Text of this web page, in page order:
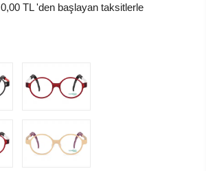
0,00 TL 'den başlayan taksitlerle